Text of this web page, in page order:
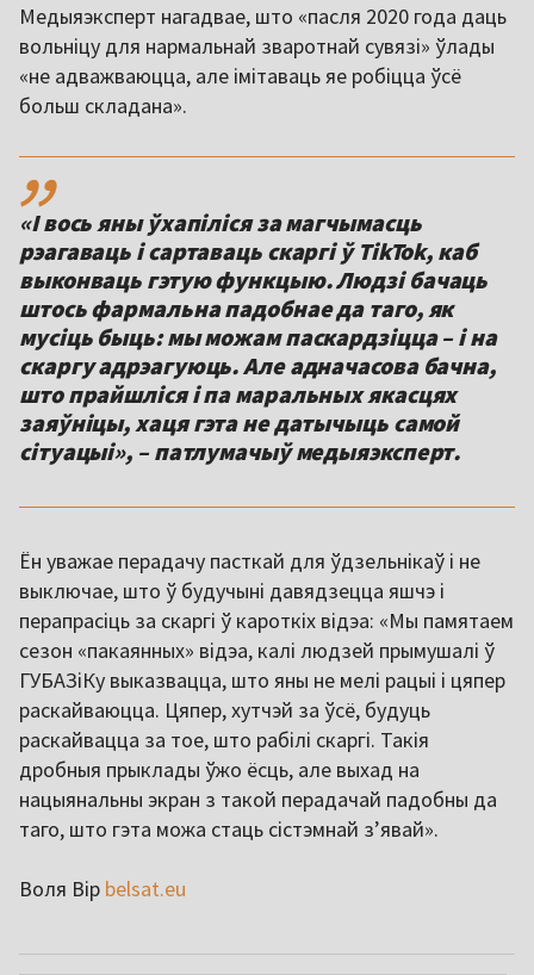
Медыяэксперт нагадвае, што «пасля 2020 года даць
вольніцу для нармальнай зваротнай сувязі» ўлады
«не адважваюцца, але імітаваць яе робіцца ўсё
больш складана».
,,
«І вось яны ўхапіліся за магчымасць
рэагаваць і сартаваць скаргі ў TikTok, каб
выконваць гэтую функцыю. Людзі бачаць
штось фармальна падобнае да таго, як
мусіць быць: мы можам паскардзіцца – і на
скаргу адрэагуюць. Але адначасова бачна,
што прайшліся і па маральных якасцях
заяўніцы, хаця гэта не датычыць самой
Ён уважае перадачу пасткай для ўдзельнікаў і не
выключае, што ў будучыні давядзецца яшчэ і
перапрасіць за скаргі ў кароткіх відэа: «Мы памятаем
сезон «пакаянных» відэа, калі людзей прымушалі ў
ГУБАЗіКу выказвацца, што яны не мелі рацыі і цяпер
раскайваюцца. Цяпер, хутчэй за ўсё, будуць
раскайвацца за тое, што рабілі скаргі. Такія
дробныя прыклады ўжо ёсць, але выхад на
нацыянальны экран з такой перадачай падобны да
таго, што гэта можа стаць сістэмнай з’явай».
Воля Вір belsat.eu